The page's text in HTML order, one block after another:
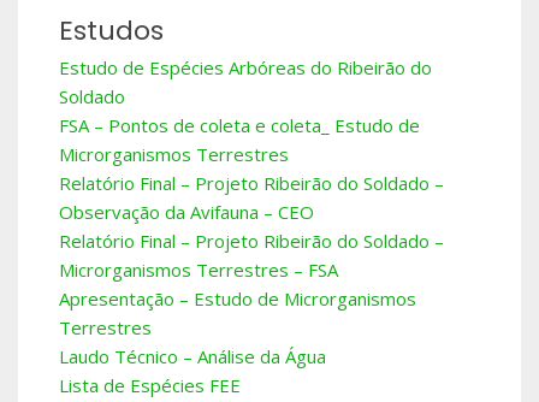
Estudos
Estudo de Espécies Arbóreas do Ribeirão do
Soldado
FSA – Pontos de coleta e coleta_ Estudo de
Microrganismos Terrestres
Relatório Final – Projeto Ribeirão do Soldado –
Observação da Avifauna – CEO
Relatório Final – Projeto Ribeirão do Soldado –
Microrganismos Terrestres – FSA
Apresentação – Estudo de Microrganismos
Terrestres
Laudo Técnico – Análise da Água
Lista de Espécies FEE